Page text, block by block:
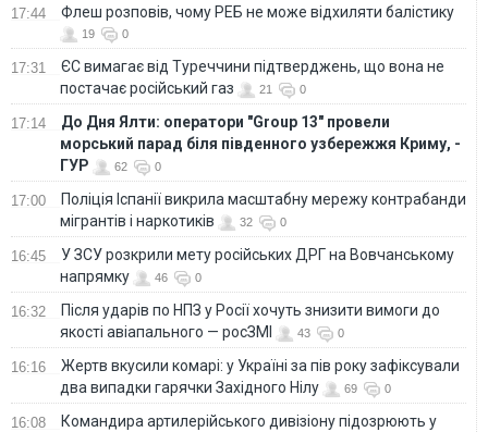
17:44 Флеш розповів, чому РЕБ не може відхиляти балістику
19 0
17:31
ЄС вимагає від Туреччини підтверджень, що вона не
постачає російський газ
21 0
17:14
До Дня Ялти: оператори "Group 13" провели
морський парад біля південного узбережжя Криму, -
ГУР
62 0
17:00
Поліція Іспанії викрила масштабну мережу контрабанди
мігрантів і наркотиків
32 0
16:45
У ЗСУ розкрили мету російських ДРГ на Вовчанському
напрямку
46 0
16:32
Після ударів по НПЗ у Росії хочуть знизити вимоги до
якості авіапального — росЗМІ
43 0
16:16
Жертв вкусили комарі: у Україні за пів року зафіксували
два випадки гарячки Західного Нілу
69 0
16:08
Командира артилерійського дивізіону підозрюють у